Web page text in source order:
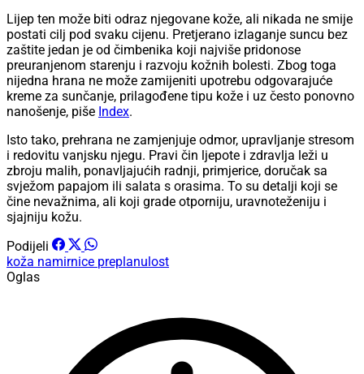
Lijep ten može biti odraz njegovane kože, ali nikada ne smije
postati cilj pod svaku cijenu. Pretjerano izlaganje suncu bez
zaštite jedan je od čimbenika koji najviše pridonose
preuranjenom starenju i razvoju kožnih bolesti. Zbog toga
nijedna hrana ne može zamijeniti upotrebu odgovarajuće
kreme za sunčanje, prilagođene tipu kože i uz često ponovno
nanošenje, piše Index.
Isto tako, prehrana ne zamjenjuje odmor, upravljanje stresom
i redovitu vanjsku njegu. Pravi čin ljepote i zdravlja leži u
zbroju malih, ponavljajućih radnji, primjerice, doručak sa
svježom papajom ili salata s orasima. To su detalji koji se
čine nevažnima, ali koji grade otporniju, uravnoteženiju i
sjajniju kožu.
Podijeli
koža namirnice preplanulost
Oglas